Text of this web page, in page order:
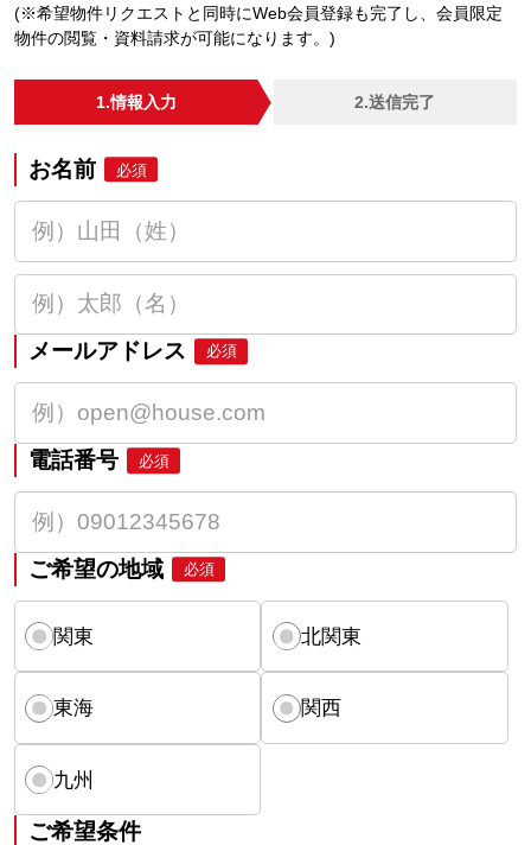
(※希望物件リクエストと同時にWeb会員登録も完了し、会員限定
物件の閲覧・資料請求が可能になります。)
1.情報入力 2.送信完了
お名前 必須
メールアドレス 必須
電話番号 必須
ご希望の地域 必須
関東 北関東
東海 関西
九州
ご希望条件